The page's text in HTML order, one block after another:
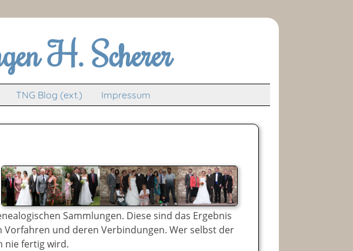
H. Scherer
TNG Blog (ext.) Impressum
Sammlungen. Diese sind das Ergebnis
Vorfahren und deren Verbindungen. Wer selbst der
nie fertig wird.